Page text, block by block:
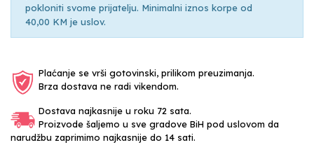
pokloniti svome prijatelju. Minimalni iznos korpe od
40,00 KM je uslov.
Plaćanje se vrši gotovinski, prilikom preuzimanja.
Brza dostava ne radi vikendom.
Dostava najkasnije u roku 72 sata.
Proizvode šaljemo u sve gradove BiH pod uslovom da
narudžbu zaprimimo najkasnije do 14 sati.